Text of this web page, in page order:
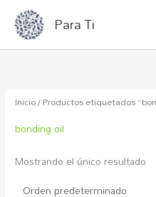
contenido
Para Ti
Inicio/ Productos etiquetados
bonding oil
Mostrando el único resultado